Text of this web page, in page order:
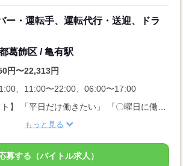
ー・運転手、運転代行・送迎、ドラ
葛飾区 / 亀有駅
円〜22,313円
、11:00〜22:00、06:00〜17:00
【自己申告シフト】 「平日だけ働きたい」 「〇曜日に働きたい」 など、働き方は自分で選べます。 曜日・時間についてのご希望も 面談の際に教えてくださいね。 ※こちらは中型以上のお仕事の例です
もっと見る
募する（バイトル求人）